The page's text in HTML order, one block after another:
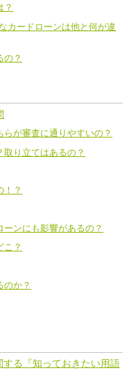
？
カードローンは他と何が違
の？
が審査に通りやすいの？
り立てはあるの？
！？
ンにも影響があるの？
こ？
のか？
する『知っておきたい用語